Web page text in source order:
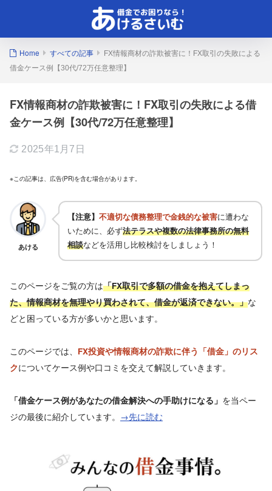
Home すべての記事
FX情報商材の詐欺被害に！FX取引の失敗による
借金ケース例【30代/72万任意整理】
FX情報商材の詐欺被害に！FX取引の失敗による借
金ケース例【30代/72万任意整理】
2025年1月7日
※この記事は、広告(PR)を含む場合があります。
あける
【注意】 不適切な債務整理で金銭的な被害に遭わな
いために、必ず法テラスや複数の法律事務所の無料
相談などを活用し比較検討をしましょう！
このページをご覧の方は「FX取引で多額の借金を抱えてしまっ
た、情報商材を無理やり買わされて、借金が返済できない。」な
どと困っている方が多いかと思います。
このページでは、 FX投資や情報商材の詐欺に伴う「借金」のリス
クについてケース例や口コミを交えて解説していきます。
「借金ケース例があなたの借金解決への手助けになる」 を当ペー
ジの最後に紹介しています。 →先に読む